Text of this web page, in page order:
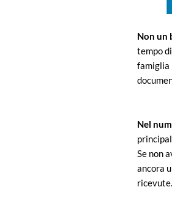
Non un
tempo
famiglia
Nel
Se non
ancora
ricevute.